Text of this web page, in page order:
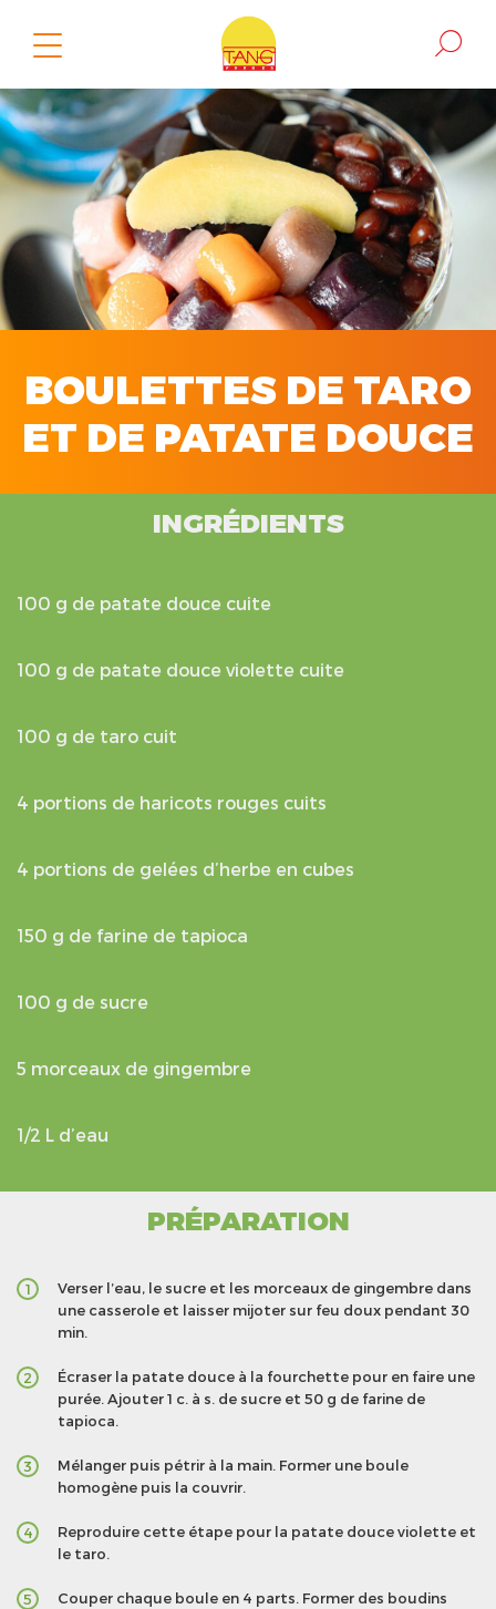
BOULETTES DE TARO
ET DE PATATE DOUCE
INGRÉDIENTS
100 g de patate douce cuite
100 g de patate douce violette cuite
100 g de taro cuit
4 portions de haricots rouges cuits
4 portions de gelées d’herbe en cubes
150 g de farine de tapioca
100 g de sucre
5 morceaux de gingembre
1/2 L d’eau
PRÉPARATION
1
Verser l’eau, le sucre et les morceaux de gingembre dans
une casserole et laisser mijoter sur feu doux pendant 30
min.
2
Écraser la patate douce à la fourchette pour en faire une
purée. Ajouter 1 c. à s. de sucre et 50 g de farine de
tapioca.
3
Mélanger puis pétrir à la main. Former une boule
homogène puis la couvrir.
4
Reproduire cette étape pour la patate douce violette et
le taro.
5
Couper chaque boule en 4 parts. Former des boudins